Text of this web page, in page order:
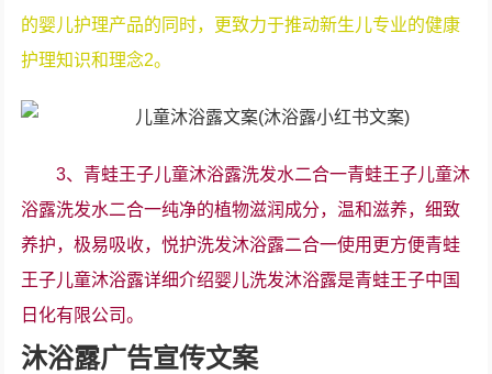
的婴儿护理产品的同时，更致力于推动新生儿专业的健康
护理知识和理念2。
3、青蛙王子儿童沐浴露洗发水二合一青蛙王子儿童沐
浴露洗发水二合一纯净的植物滋润成分，温和滋养，细致
养护，极易吸收，悦护洗发沐浴露二合一使用更方便青蛙
王子儿童沐浴露详细介绍婴儿洗发沐浴露是青蛙王子中国
日化有限公司。
沐浴露广告宣传文案